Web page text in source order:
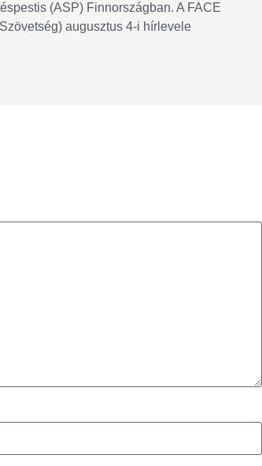
(ASP) Finnországban. A FACE
augusztus 4-i hírlevele